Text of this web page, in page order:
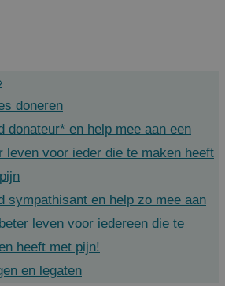
doneren
donateur* en help mee aan een
leven voor ieder die te maken heeft
sympathisant en help zo mee aan
leven voor iedereen die te
heeft met pijn!
en legaten